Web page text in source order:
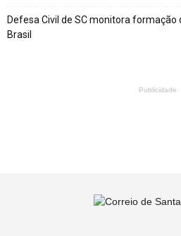
Defesa Civil de SC monitora formação
Brasil
Publicidade